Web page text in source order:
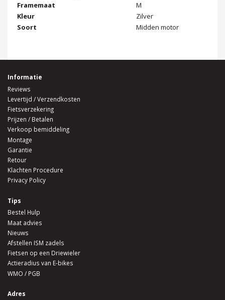
Framemaat
M
Kleur
Zilver
Soort
Midden motor
Informatie
Reviews
Levertijd / Verzendkosten
Fietsverzekering
Prijzen / Betalen
Verkoop bemiddeling
Montage
Garantie
Retour
Klachten Procedure
Privacy Policy
Tips
Bestel Hulp
Maat advies
Nieuws
Afstellen ISM zadels
Fietsen op een Driewieler
Actieradius van E-bikes
WMO / PGB
Adres